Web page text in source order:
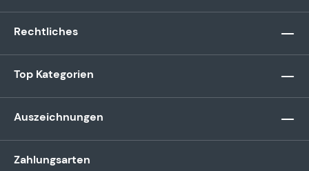
Rechtliches
Top Kategorien
Auszeichnungen
Zahlungsarten